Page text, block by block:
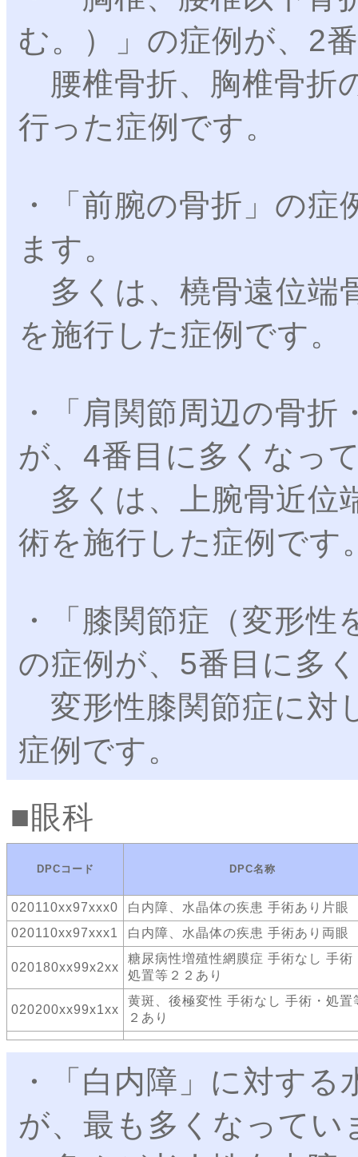
む。）」の症例が、2
腰椎骨折、胸椎骨折
行った症例です。
・「前腕の骨折」の
ます。
多くは、橈骨遠位端
を施行した症例です。
・「肩関節周辺の骨
が、4番目に多くなっ
多くは、上腕骨近位
術を施行した症例です
・「膝関節症（変形
の症例が、5番目に多
変形性膝関節症に対
症例です。
眼科
DPCコード DPC名称
020110xx97xxx0
白内障、水晶体の疾患 手術あり片眼
020110xx97xxx1
白内障、水晶体の疾患 手術あり両眼
020180xx99x2xx
糖尿病性増殖性網膜症 手術なし 手術
処置等２２あり
020200xx99x1xx
黄斑、後極変性 手術なし 手術・処置
２あり
・「白内障」に対す
が、最も多くなってい